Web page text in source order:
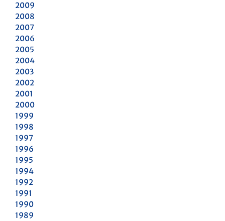
2009
2008
2007
2006
2005
2004
2003
2002
2001
2000
1999
1998
1997
1996
1995
1994
1992
1991
1990
1989